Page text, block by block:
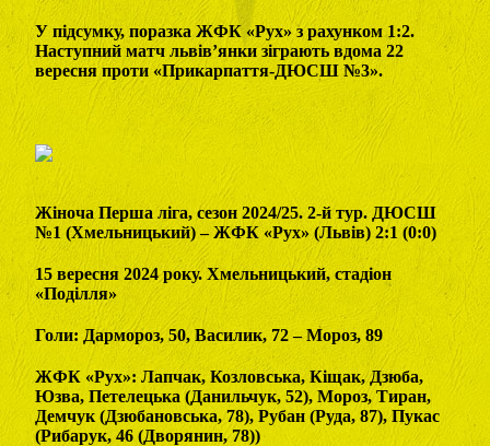
У підсумку, поразка ЖФК «Рух» з рахунком 1:2.
Наступний матч львів’янки зіграють вдома 22
вересня проти «Прикарпаття-ДЮСШ №3».
Жіноча Перша ліга, сезон 2024/25. 2-й тур. ДЮСШ
№1 (Хмельницький) – ЖФК «Рух» (Львів) 2:1 (0:0)
15 вересня 2024 року. Хмельницький, стадіон
«Поділля»
Голи: Дармороз, 50, Василик, 72 – Мороз, 89
ЖФК «Рух»: Лапчак, Козловська, Кіщак, Дзюба,
Юзва, Петелецька (Данильчук, 52), Мороз, Тиран,
Демчук (Дзюбановська, 78), Рубан (Руда, 87), Пукас
(Рибарук, 46 (Дворянин, 78))